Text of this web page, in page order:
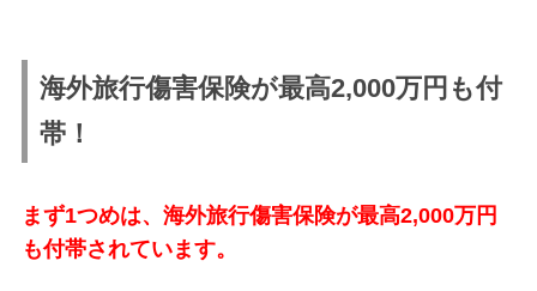
海外旅行傷害保険が最高2,000万円も付
帯！
まず1つめは、海外旅行傷害保険が最高2,000万円
も付帯されています。